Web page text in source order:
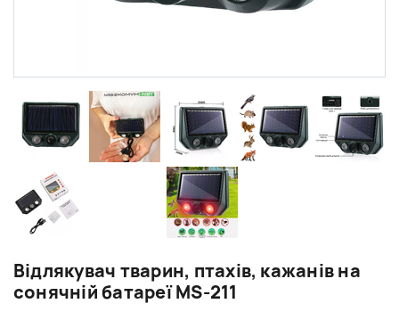
Відлякувач тварин, птахів, кажанів на
сонячній батареї MS-211